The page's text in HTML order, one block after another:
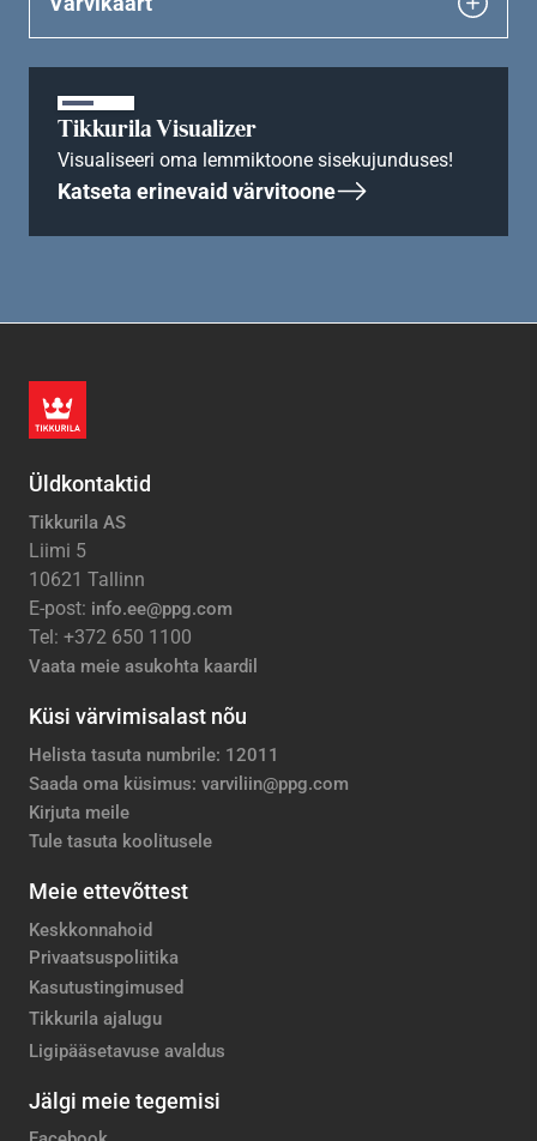
Tikkurila Visualizer
Visualiseeri oma lemmiktoone sisekujunduses!
Katseta erinevaid värvitoone
Üldkontaktid
Tikkurila AS
Liimi 5
10621 Tallinn
E-post: info.ee@ppg.com
Tel: +372 650 1100
Vaata meie asukohta kaardil
Küsi värvimisalast nõu
Helista tasuta numbrile: 12011
Saada oma küsimus: varviliin@ppg.com
Kirjuta meile
Tule tasuta koolitusele
Meie ettevõttest
Keskkonnahoid
Privaatsuspoliitika
Kasutustingimused
Tikkurila ajalugu
Ligipääsetavuse avaldus
Jälgi meie tegemisi